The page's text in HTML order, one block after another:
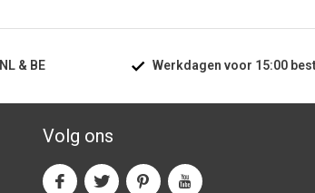
NL & BE Werkdagen voor 15:00
Volg ons